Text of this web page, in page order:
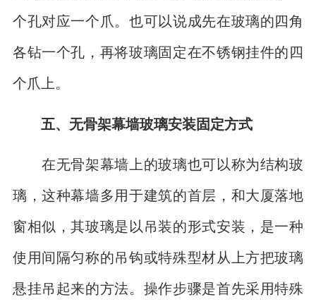
个孔对应一个爪。也可以说成先在玻璃的四角
各钻一个孔，再将玻璃固定在不锈钢挂件的四
个爪上。
五、无骨架幕墙玻璃安装固定方式
在无骨架幕墙上的玻璃也可以称为结构玻
璃，这种幕墙多用于建筑的首层，和大厦落地
窗相似，其玻璃是以吊装的形式安装，是一种
使用间隔匀称的吊钩或特殊型材从上方把玻璃
悬挂吊起来的方法。操作步骤是首先采用特殊